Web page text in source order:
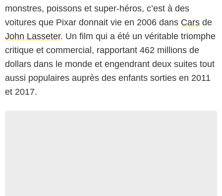
monstres, poissons et super-héros, c’est à des
voitures que Pixar donnait vie en 2006 dans Cars de
John Lasseter. Un film qui a été un véritable triomphe
critique et commercial, rapportant 462 millions de
dollars dans le monde et engendrant deux suites tout
aussi populaires auprès des enfants sorties en 2011
et 2017.